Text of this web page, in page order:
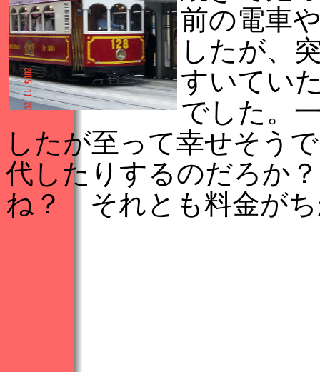
前の電車
したが、
すいてい
でした。
したが至って幸せそう
代したりするのだろか
ね？ それとも料金が